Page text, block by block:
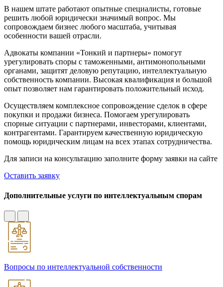
В нашем штате работают опытные специалисты, готовые
решить любой юридически значимый вопрос. Мы
сопровождаем бизнес любого масштаба, учитывая
особенности вашей отрасли.
Адвокаты компании «Тонкий и партнеры» помогут
урегулировать споры с таможенными, антимонопольными
органами, защитят деловую репутацию, интеллектуальную
собственность компании. Высокая квалификация и большой
опыт позволяет нам гарантировать положительный исход.
Осуществляем комплексное сопровождение сделок в сфере
покупки и продажи бизнеса. Помогаем урегулировать
спорные ситуации с партнерами, инвесторами, клиентами,
контрагентами. Гарантируем качественную юридическую
помощь юридическим лицам на всех этапах сотрудничества.
Для записи на консультацию заполните форму заявки на сайте
Оставить заявку
Дополнительные услуги по интеллектуальным спорам
Вопросы по интеллектуальной собственности